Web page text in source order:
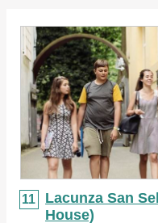
Lacunza San
House)